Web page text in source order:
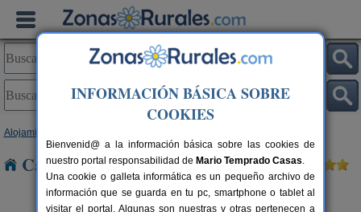
Alojamientos
Casas Rurales cerca de La Arena
INFORMACIÓN BÁSICA SOBRE
COOKIES
Bienvenid@ a la información básica sobre las cookies de
nuestro portal responsabilidad de Mario Temprado Casas.
Una cookie o galleta informática es un pequeño archivo de
información que se guarda en tu pc, smartphone o tablet al
visitar el portal. Algunas son nuestras y otras pertenecen a